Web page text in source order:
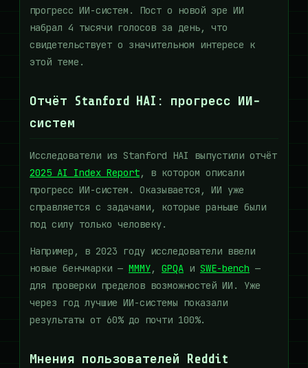
прогресс ИИ-систем. Пост о новой эре ИИ
набрал 4 тысячи голосов за день, что
свидетельствует о значительном интересе к
этой теме.
Отчёт Stanford HAI: прогресс ИИ-
систем
Исследователи из Stanford HAI выпустили отчёт
2025 AI Index Report, в котором описали
прогресс ИИ-систем. Оказывается, ИИ уже
справляется с задачами, которые раньше были
под силу только человеку.
Например, в 2023 году исследователи ввели
новые бенчмарки — МММУ, GPQA и SWE-bench —
для проверки пределов возможностей ИИ. Уже
через год лучшие ИИ-системы показали
результаты от 60% до почти 100%.
Мнения пользователей Reddit